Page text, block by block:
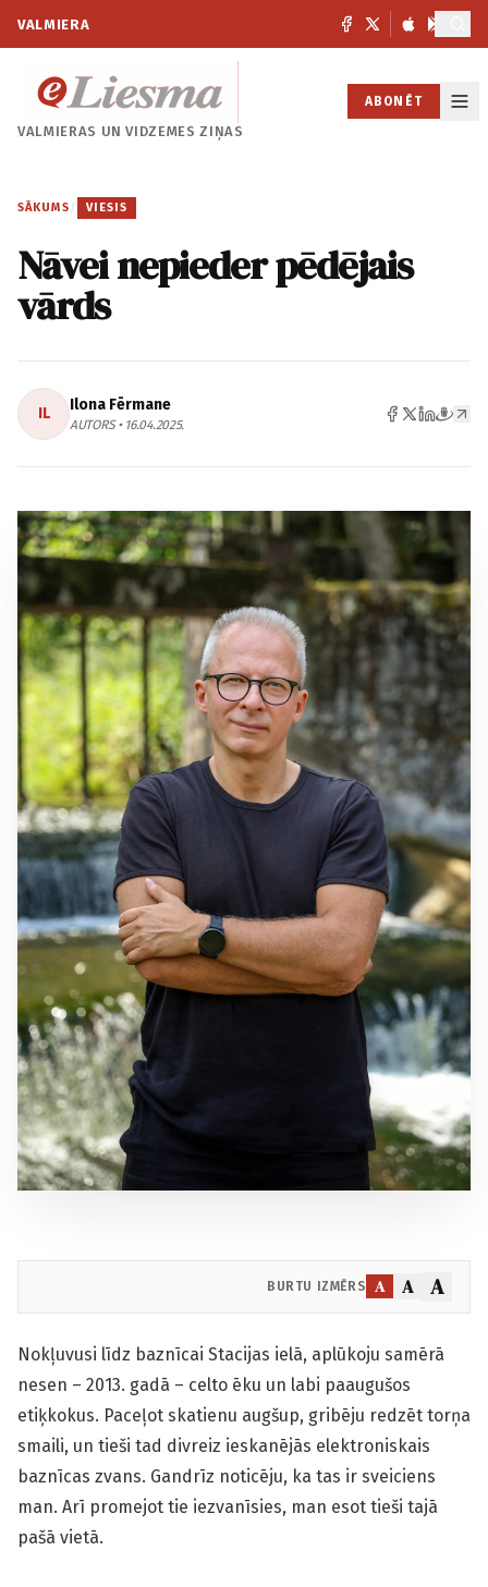
VALMIERA
VALMIERAS UNVIDZEMES ZIŅAS
ABONĒT
SĀKUMS / VIESIS
Nāvei nepieder pēdējais
vārds
IL Ilona Fērmane
AUTORS • 16.04.2025.
BURTU IZMĒRS A A A
Nokļuvusi līdz baznīcai Stacijas ielā, aplūkoju samērā
nesen – 2013. gadā – celto ēku un labi paaugušos
etiķkokus. Paceļot skatienu augšup, gribēju redzēt torņa
smaili, un tieši tad divreiz ieskanējās elektroniskais
baznīcas zvans. Gandrīz noticēju, ka tas ir sveiciens
man. Arī promejot tie iezvanīsies, man esot tieši tajā
pašā vietā.